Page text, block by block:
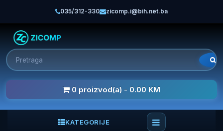
035/312-330 zicomp.i@bih.net.ba
0 proizvod(a) - 0.00 KM
KATEGORIJE